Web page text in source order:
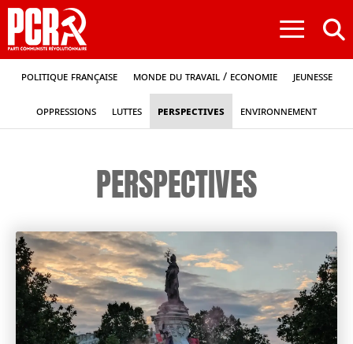
≡
Politique française Monde du travail / Economie Jeunesse
Oppressions Luttes Perspectives Environnement
PERSPECTIVES